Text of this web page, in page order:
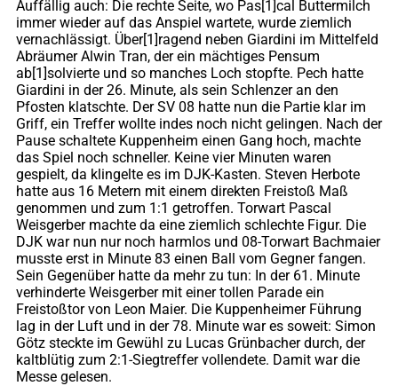
Auffällig auch: Die rechte Seite, wo Pas[1]cal Buttermilch
immer wieder auf das Anspiel wartete, wurde ziemlich
vernachlässigt. Über[1]ragend neben Giardini im Mittelfeld
Abräumer Alwin Tran, der ein mächtiges Pensum
ab[1]solvierte und so manches Loch stopfte. Pech hatte
Giardini in der 26. Minute, als sein Schlenzer an den
Pfosten klatschte. Der SV 08 hatte nun die Partie klar im
Griff, ein Treffer wollte indes noch nicht gelingen. Nach der
Pause schaltete Kuppenheim einen Gang hoch, machte
das Spiel noch schneller. Keine vier Minuten waren
gespielt, da klingelte es im DJK-Kasten. Steven Herbote
hatte aus 16 Metern mit einem direkten Freistoß Maß
genommen und zum 1:1 getroffen. Torwart Pascal
Weisgerber machte da eine ziemlich schlechte Figur. Die
DJK war nun nur noch harmlos und 08-Torwart Bachmaier
musste erst in Minute 83 einen Ball vom Gegner fangen.
Sein Gegenüber hatte da mehr zu tun: In der 61. Minute
verhinderte Weisgerber mit einer tollen Parade ein
Freistoßtor von Leon Maier. Die Kuppenheimer Führung
lag in der Luft und in der 78. Minute war es soweit: Simon
Götz steckte im Gewühl zu Lucas Grünbacher durch, der
kaltblütig zum 2:1-Siegtreffer vollendete. Damit war die
Messe gelesen.